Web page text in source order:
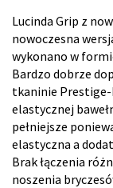
Lucinda Grip z
nowoczesna
wykonano w
Bardzo dobrze
tkaninie Prestige-
elastycznej
pełniejsze
elastyczna a
Brak łączenia
noszenia